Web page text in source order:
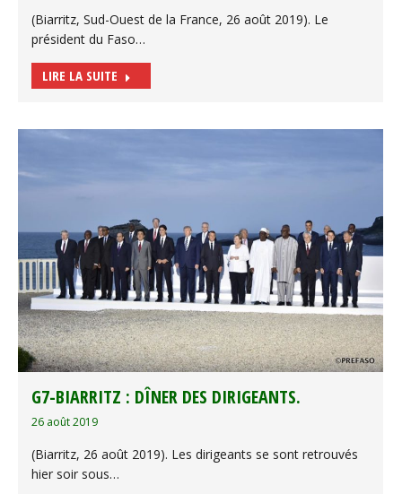
(Biarritz, Sud-Ouest de la France, 26 août 2019). Le
président du Faso…
LIRE LA SUITE
G7-BIARRITZ : DÎNER DES DIRIGEANTS.
26 août 2019
(Biarritz, 26 août 2019). Les dirigeants se sont retrouvés
hier soir sous…